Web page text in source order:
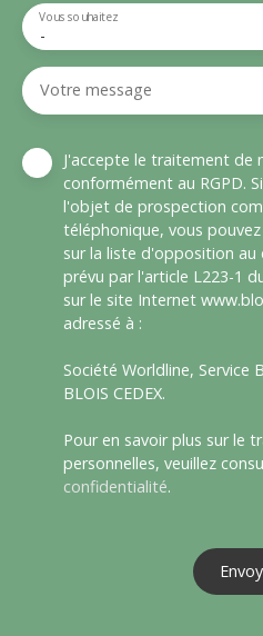
-
Vous souhaitez
Votre message
J'accepte le traitement de
conformément au RGPD.
l'objet de prospection
téléphonique, vous
sur la liste d'opposition
prévu par l'article L223-1
sur le site Internet
adressé à :
Société Worldline, Service
BLOIS CEDEX.
Pour en savoir plus sur le
personnelles, veuillez
confidentialité.